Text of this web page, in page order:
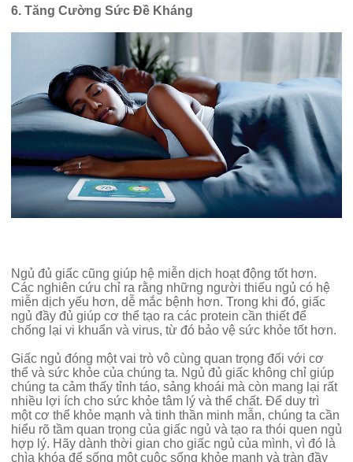
6. Tăng Cường Sức Đề Kháng
Ngủ đủ giấc cũng giúp hệ miễn dịch hoạt động tốt hơn.
Các nghiên cứu chỉ ra rằng những người thiếu ngủ có hệ
miễn dịch yếu hơn, dễ mắc bệnh hơn. Trong khi đó, giấc
ngủ đầy đủ giúp cơ thể tạo ra các protein cần thiết để
chống lại vi khuẩn và virus, từ đó bảo vệ sức khỏe tốt hơn.
Giấc ngủ đóng một vai trò vô cùng quan trọng đối với cơ
thể và sức khỏe của chúng ta. Ngủ đủ giấc không chỉ giúp
chúng ta cảm thấy tỉnh táo, sảng khoái mà còn mang lại rất
nhiều lợi ích cho sức khỏe tâm lý và thể chất. Để duy trì
một cơ thể khỏe mạnh và tinh thần minh mẫn, chúng ta cần
hiểu rõ tầm quan trọng của giấc ngủ và tạo ra thói quen ngủ
hợp lý. Hãy dành thời gian cho giấc ngủ của mình, vì đó là
chìa khóa để sống một cuộc sống khỏe mạnh và tràn đầy